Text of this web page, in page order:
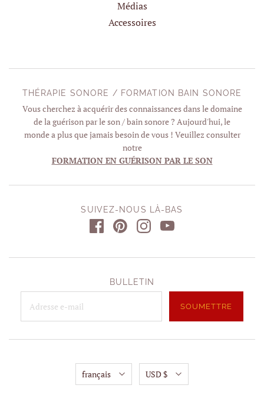
Médias
Accessoires
THÉRAPIE SONORE / FORMATION BAIN SONORE
Vous cherchez à acquérir des connaissances dans le domaine
de la guérison par le son / bain sonore ? Aujourd'hui, le
monde a plus que jamais besoin de vous ! Veuillez consulter
notre
FORMATION EN GUÉRISON PAR LE SON
SUIVEZ-NOUS LÀ-BAS
BULLETIN
français USD $